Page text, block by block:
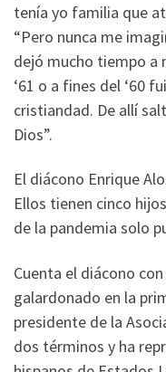
tenía yo familia que
“Pero nunca me
dejó mucho tiempo a
‘61 o a fines del ‘60
cristiandad. De allí
Dios”.
El diácono Enrique
Ellos tienen cinco
de la pandemia solo
Cuenta el diácono
galardonado en la
presidente de la
dos términos y ha